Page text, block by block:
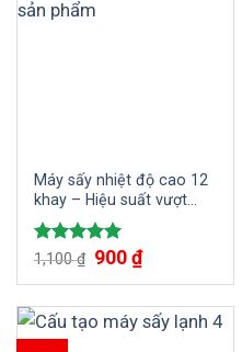
Máy sấy nhiệt độ cao 12
khay – Hiệu suất vượt
trội, chi phí hợp lý
Được xếp
1,100₫ 900₫